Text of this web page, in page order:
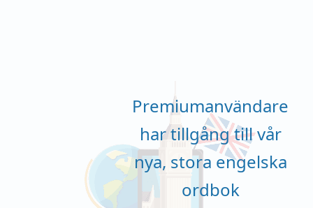
Premiumanvändare
har tillgång till vår
nya, stora engelska
ordbok